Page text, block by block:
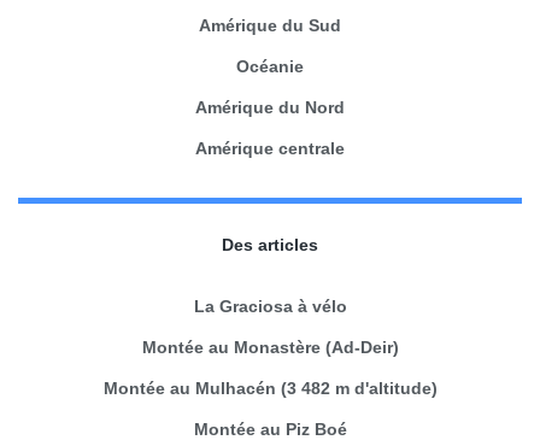
Amérique du Sud
Océanie
Amérique du Nord
Amérique centrale
Des articles
La Graciosa à vélo
Montée au Monastère (Ad-Deir)
Montée au Mulhacén (3 482 m d'altitude)
Montée au Piz Boé